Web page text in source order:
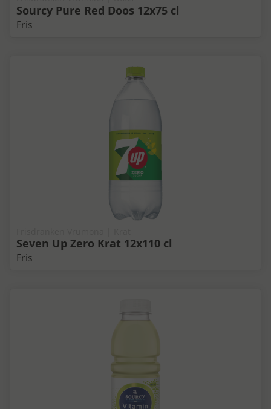
Sourcy Pure Red Doos 12x75 cl
Fris
Seven Up Zero Krat 12x110 cl
Fris